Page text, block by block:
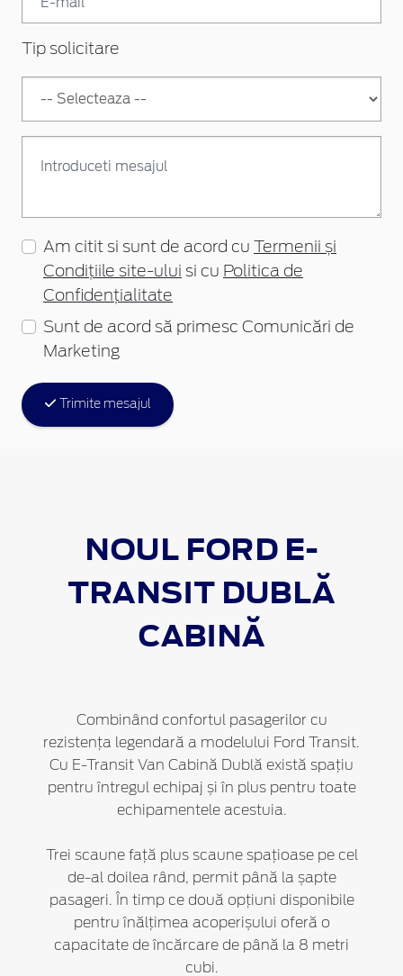
Tip solicitare
Am citit si sunt de acord cu
Termenii și
Condițiile site-ului si cu Politica de
Confidențialitate
Sunt de acord să primesc Comunicări de
Marketing
Trimite mesajul
NOUL FORD E-
TRANSIT DUBLĂ
CABINĂ
Combinând confortul pasagerilor cu
rezistența legendară a modelului Ford Transit.
Cu E-Transit Van Cabină Dublă există spațiu
pentru întregul echipaj și în plus pentru toate
echipamentele acestuia.
Trei scaune față plus scaune spațioase pe cel
de-al doilea rând, permit până la șapte
pasageri. În timp ce două opțiuni disponibile
pentru înălțimea acoperișului oferă o
capacitate de încărcare de până la 8 metri
cubi.